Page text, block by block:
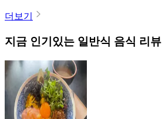
더보기
지금 인기있는 일반식 음식 리뷰